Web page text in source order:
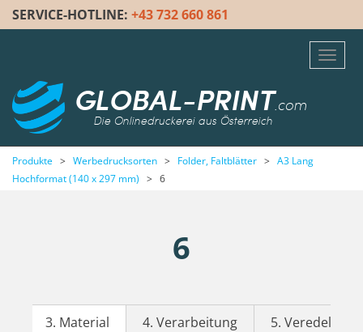
SERVICE-HOTLINE: +43 732 660 861
GLOBAL-PRINT.com
Die Onlinedruckerei aus Österreich
Produkte > Werbedrucksorten > Folder, Faltblätter > A3 Lang
Hochformat (140 x 297 mm) > 6
6
3. Material 4. Verarbeitung 5. Veredelung